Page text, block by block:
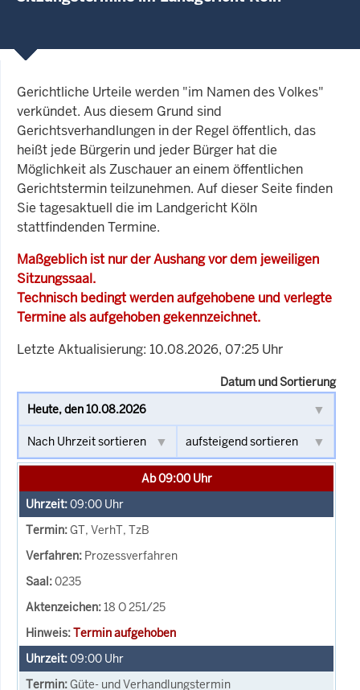
Gerichtliche Urteile werden "im Namen des Volkes"
verkündet. Aus diesem Grund sind
Gerichtsverhandlungen in der Regel öffentlich, das
heißt jede Bürgerin und jeder Bürger hat die
Möglichkeit als Zuschauer an einem öffentlichen
Gerichtstermin teilzunehmen. Auf dieser Seite finden
Sie tagesaktuell die im Landgericht Köln
stattfindenden Termine.
Maßgeblich ist nur der Aushang vor dem jeweiligen
Sitzungssaal.
Technisch bedingt werden aufgehobene und verlegte
Termine als aufgehoben gekennzeichnet.
Letzte Aktualisierung: 10.08.2026, 07:25 Uhr
Datum und Sortierung
Ab 09:00 Uhr
09:00 Uhr
GT, VerhT, TzB
Prozessverfahren
0235
18 O 251/25
Termin aufgehoben
09:00 Uhr
Güte- und Verhandlungstermin